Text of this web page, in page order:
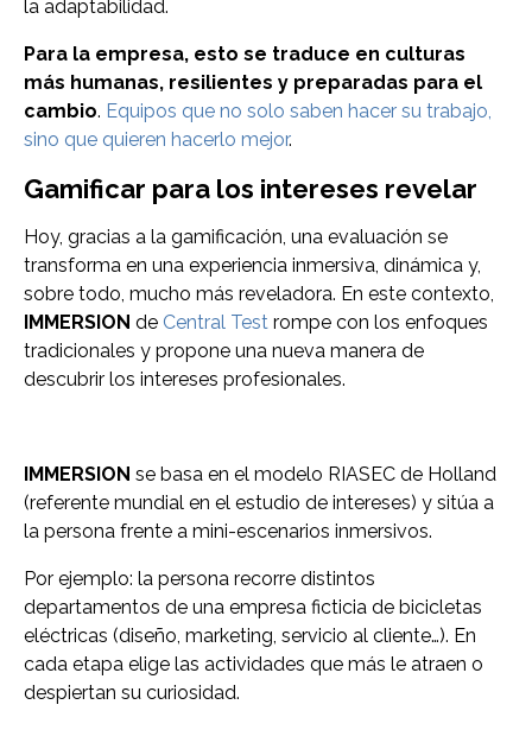
la adaptabilidad.
Para la empresa, esto se traduce en culturas
más humanas, resilientes y preparadas para el
cambio. Equipos que no solo saben hacer su trabajo,
sino que quieren hacerlo mejor.
Gamificar para los intereses revelar
Hoy, gracias a la gamificación, una evaluación se
transforma en una experiencia inmersiva, dinámica y,
sobre todo, mucho más reveladora. En este contexto,
IMMERSION de Central Test rompe con los enfoques
tradicionales y propone una nueva manera de
descubrir los intereses profesionales.
IMMERSION se basa en el modelo RIASEC de Holland
(referente mundial en el estudio de intereses) y sitúa a
la persona frente a mini-escenarios inmersivos.
Por ejemplo: la persona recorre distintos
departamentos de una empresa ficticia de bicicletas
eléctricas (diseño, marketing, servicio al cliente…). En
cada etapa elige las actividades que más le atraen o
despiertan su curiosidad.